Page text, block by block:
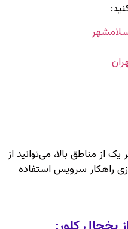
از مناطق بالا، می‌توانید از
راهکار سرویس استفاده